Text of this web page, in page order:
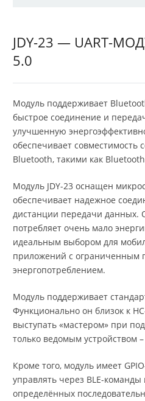
JDY-23 — UART-
5.0
Модуль поддерживает
быстрое соединение и
улучшенную
обеспечивает совместимость
Bluetooth, такими как
Модуль JDY-23 оснащен
обеспечивает надежное
дистанции передачи
потребляет очень мало
идеальным выбором для
приложений с ограниченным
энергопотреблением.
Модуль поддерживает
Функционально он близок к
выступать «мастером» при
только ведомым устройством
Кроме того, модуль имеет
управлять через BLE-
определённых